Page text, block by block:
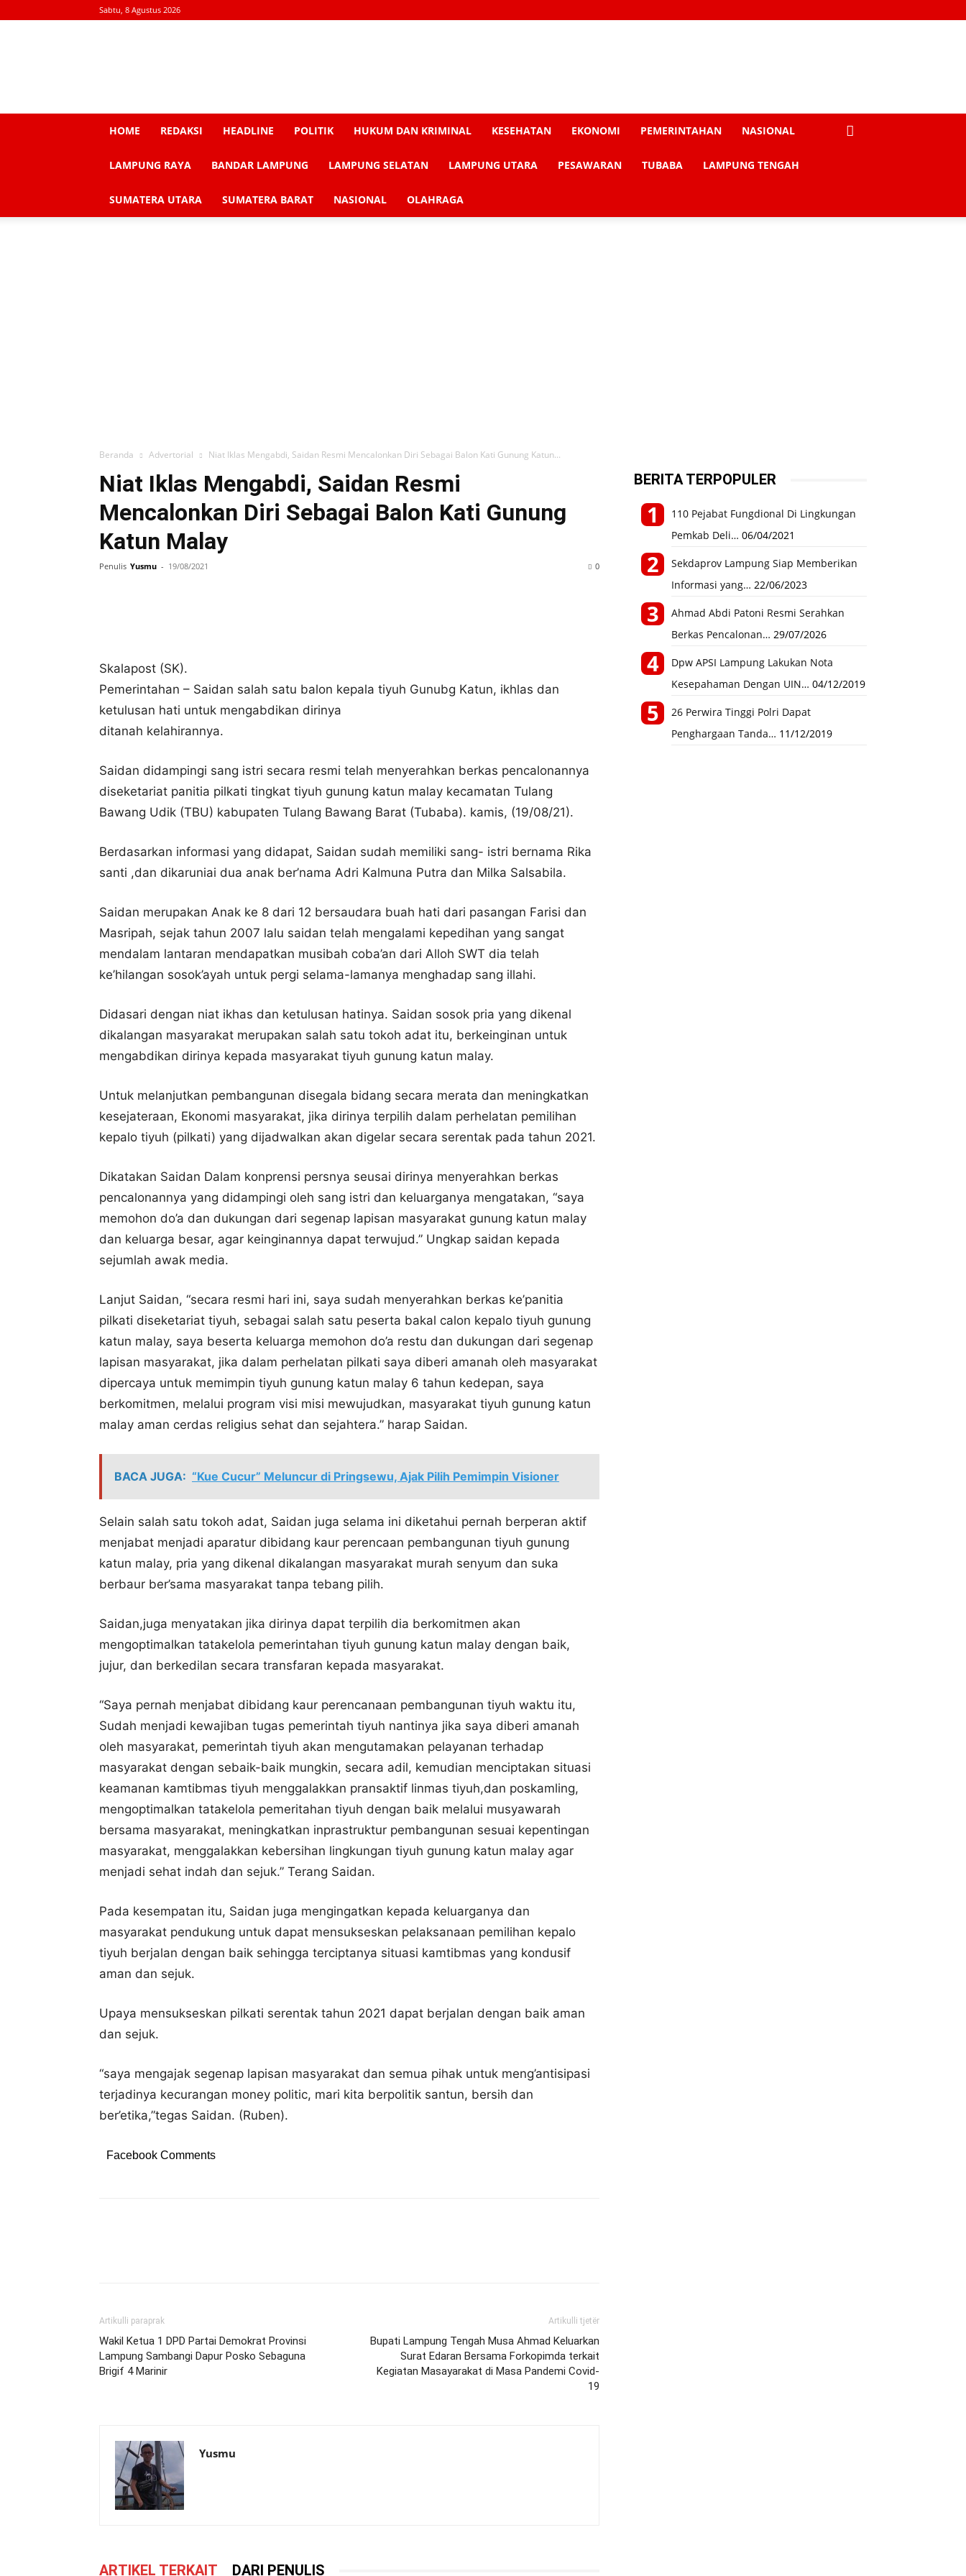
Sabtu, 8 Agustus 2026
Skalapost
HOME REDAKSI HEADLINE POLITIK HUKUM DAN KRIMINAL KESEHATAN EKONOMI PEMERINTAHAN NASIONAL
LAMPUNG RAYA BANDAR LAMPUNG LAMPUNG SELATAN LAMPUNG UTARA PESAWARAN TUBABA LAMPUNG TENGAH
SUMATERA UTARA SUMATERA BARAT NASIONAL OLAHRAGA
Beranda Advertorial Niat Iklas Mengabdi, Saidan Resmi Mencalonkan Diri Sebagai Balon Kati Gunung Katun...
Niat Iklas Mengabdi, Saidan Resmi
Mencalonkan Diri Sebagai Balon Kati Gunung
Katun Malay
Penulis Yusmu - 19/08/2021 0
Skalapost (SK).
Pemerintahan – Saidan salah satu balon kepala tiyuh Gunubg Katun, ikhlas dan
ketulusan hati untuk mengabdikan dirinya
ditanah kelahirannya.
Saidan didampingi sang istri secara resmi telah menyerahkan berkas pencalonannya
diseketariat panitia pilkati tingkat tiyuh gunung katun malay kecamatan Tulang
Bawang Udik (TBU) kabupaten Tulang Bawang Barat (Tubaba). kamis, (19/08/21).
Berdasarkan informasi yang didapat, Saidan sudah memiliki sang- istri bernama Rika
santi ,dan dikaruniai dua anak ber’nama Adri Kalmuna Putra dan Milka Salsabila.
Saidan merupakan Anak ke 8 dari 12 bersaudara buah hati dari pasangan Farisi dan
Masripah, sejak tahun 2007 lalu saidan telah mengalami kepedihan yang sangat
mendalam lantaran mendapatkan musibah coba’an dari Alloh SWT dia telah
ke’hilangan sosok’ayah untuk pergi selama-lamanya menghadap sang illahi.
Didasari dengan niat ikhas dan ketulusan hatinya. Saidan sosok pria yang dikenal
dikalangan masyarakat merupakan salah satu tokoh adat itu, berkeinginan untuk
mengabdikan dirinya kepada masyarakat tiyuh gunung katun malay.
Untuk melanjutkan pembangunan disegala bidang secara merata dan meningkatkan
kesejateraan, Ekonomi masyarakat, jika dirinya terpilih dalam perhelatan pemilihan
kepalo tiyuh (pilkati) yang dijadwalkan akan digelar secara serentak pada tahun 2021.
Dikatakan Saidan Dalam konprensi persnya seusai dirinya menyerahkan berkas
pencalonannya yang didampingi oleh sang istri dan keluarganya mengatakan, “saya
memohon do’a dan dukungan dari segenap lapisan masyarakat gunung katun malay
dan keluarga besar, agar keinginannya dapat terwujud.” Ungkap saidan kepada
sejumlah awak media.
Lanjut Saidan, “secara resmi hari ini, saya sudah menyerahkan berkas ke’panitia
pilkati diseketariat tiyuh, sebagai salah satu peserta bakal calon kepalo tiyuh gunung
katun malay, saya beserta keluarga memohon do’a restu dan dukungan dari segenap
lapisan masyarakat, jika dalam perhelatan pilkati saya diberi amanah oleh masyarakat
dipercaya untuk memimpin tiyuh gunung katun malay 6 tahun kedepan, saya
berkomitmen, melalui program visi misi mewujudkan, masyarakat tiyuh gunung katun
malay aman cerdas religius sehat dan sejahtera.” harap Saidan.
BACA JUGA: “Kue Cucur” Meluncur di Pringsewu, Ajak Pilih Pemimpin Visioner
Selain salah satu tokoh adat, Saidan juga selama ini diketahui pernah berperan aktif
menjabat menjadi aparatur dibidang kaur perencaan pembangunan tiyuh gunung
katun malay, pria yang dikenal dikalangan masyarakat murah senyum dan suka
berbaur ber’sama masyarakat tanpa tebang pilih.
Saidan,juga menyatakan jika dirinya dapat terpilih dia berkomitmen akan
mengoptimalkan tatakelola pemerintahan tiyuh gunung katun malay dengan baik,
jujur, dan berkedilan secara transfaran kepada masyarakat.
“Saya pernah menjabat dibidang kaur perencanaan pembangunan tiyuh waktu itu,
Sudah menjadi kewajiban tugas pemerintah tiyuh nantinya jika saya diberi amanah
oleh masyarakat, pemerintah tiyuh akan mengutamakan pelayanan terhadap
masyarakat dengan sebaik-baik mungkin, secara adil, kemudian menciptakan situasi
keamanan kamtibmas tiyuh menggalakkan pransaktif linmas tiyuh,dan poskamling,
mengoptimalkan tatakelola pemeritahan tiyuh dengan baik melalui musyawarah
bersama masyarakat, meningkatkan inprastruktur pembangunan sesuai kepentingan
masyarakat, menggalakkan kebersihan lingkungan tiyuh gunung katun malay agar
menjadi sehat indah dan sejuk.” Terang Saidan.
Pada kesempatan itu, Saidan juga mengingatkan kepada keluarganya dan
masyarakat pendukung untuk dapat mensukseskan pelaksanaan pemilihan kepalo
tiyuh berjalan dengan baik sehingga terciptanya situasi kamtibmas yang kondusif
aman dan sejuk.
Upaya mensukseskan pilkati serentak tahun 2021 dapat berjalan dengan baik aman
dan sejuk.
“saya mengajak segenap lapisan masyarakat dan semua pihak untuk meng’antisipasi
terjadinya kecurangan money politic, mari kita berpolitik santun, bersih dan
ber’etika,”tegas Saidan. (Ruben).
Facebook Comments
Artikulli paraprak
Wakil Ketua 1 DPD Partai Demokrat Provinsi
Lampung Sambangi Dapur Posko Sebaguna
Brigif 4 Marinir
Artikulli tjetër
Bupati Lampung Tengah Musa Ahmad Keluarkan
Surat Edaran Bersama Forkopimda terkait
Kegiatan Masayarakat di Masa Pandemi Covid-
19
Yusmu
ARTIKEL TERKAIT DARI PENULIS
BERITA TERPOPULER
110 Pejabat Fungdional Di Lingkungan
Pemkab Deli… 06/04/2021
Sekdaprov Lampung Siap Memberikan
Informasi yang… 22/06/2023
Ahmad Abdi Patoni Resmi Serahkan
Berkas Pencalonan… 29/07/2026
Dpw APSI Lampung Lakukan Nota
Kesepahaman Dengan UIN… 04/12/2019
26 Perwira Tinggi Polri Dapat
Penghargaan Tanda… 11/12/2019